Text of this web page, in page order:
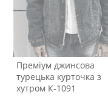
Преміум джинсова
турецька курточка з
хутром К-1091